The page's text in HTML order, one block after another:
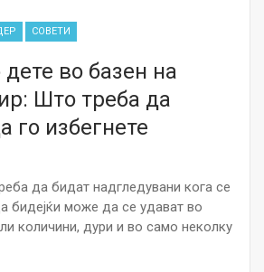
СОВЕТИ
во базен на
Што треба да
го избегнете
да бидат надгледувани кога се
бидејќи може да се удават во
количини, дури и во само неколку